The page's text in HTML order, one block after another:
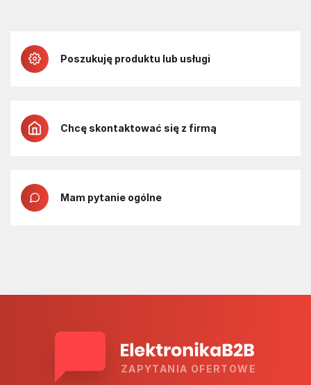
Poszukuję produktu lub usługi
Chcę skontaktować się z firmą
Mam pytanie ogólne
ZAPYTANIA OFERTOWE